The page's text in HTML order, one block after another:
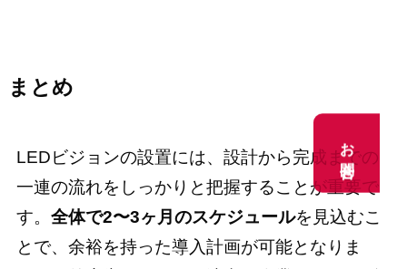
まとめ
LEDビジョンの設置には、設計から完成までの
一連の流れをしっかりと把握することが重要で
す。 全体で2〜3ヶ月のスケジュールを見込むこ
とで、余裕を持った導入計画が可能となりま
お問合せ
お問合せ